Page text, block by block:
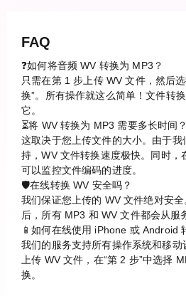
FAQ
❓如何将音频 WV 转换为 MP3？
只需在第 1 步上传 WV 文件，然后
换”。所有操作就这么简单！文件转
它。
⏳将 WV 转换为 MP3 需要多长时间？
这取决于您上传文件的大小。由于我
持，WV 文件转换速度极快。同时，
可以监控文件编码的进度。
🛡️在线转换 WV 安全吗？
我们保证您上传的 WV 文件绝对安
后，所有 MP3 和 WV 文件都会从服
📱如何在线使用 iPhone 或 Android
我们的服务支持所有操作系统和移动
上传 WV 文件，在“第 2 步”中选择
换。